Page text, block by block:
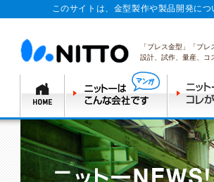
このサイトは、金型製作や製品開発に
「プレス金型」「プ
設計、試作、量産、コ